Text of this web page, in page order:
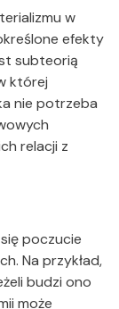
w
efekty
subteorią
której
nie potrzeba
relacji z
poczucie
Na przykład,
budzi ono
może